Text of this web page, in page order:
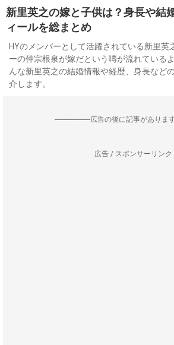
新里英之の嫁と子供は？身長や結
ィールを総まとめ
HYのメンバーとして活躍されている新里英
ーの仲宗根泉が嫁だという噂が流れている
んな新里英之の結婚情報や経歴、身長など
介します。
--------------------広告の後に記事があります
広告 / スポンサーリンク